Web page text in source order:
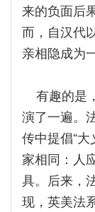
来的负面后
而，自汉代
亲相隐成为
有趣的是
演了一遍。
传中提倡“
家相同：人
具。后来，
现，英美法